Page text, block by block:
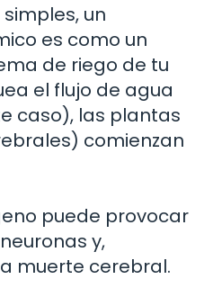
un
es como un
de riego de tu
el flujo de agua
caso), las plantas
comienzan
puede provocar
y,
muerte cerebral.